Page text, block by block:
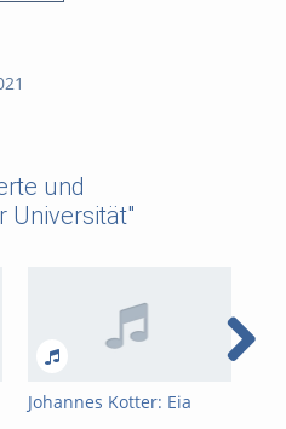
und
Universität"
Johannes Kotter: Eia